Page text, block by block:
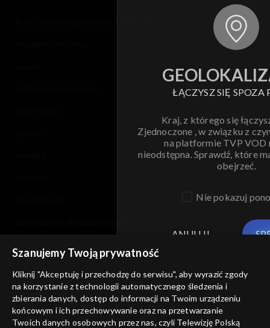
ŁĄCZYSZ SIĘ SPOZA
Kraj, z którego się
Zjednoczone , w związku z
na platformie TVP VOD
nieodstępna. Sprawdź, które
obejrzeć.
Nie pokazuj
ANULUJ
Szanujemy Twoją prywatność
Kliknij "Akceptuję i przechodzę do serwisu", aby wyrazić zgody
na korzystanie z technologii automatycznego śledzenia i
zbierania danych, dostęp do informacji na Twoim urządzeniu
końcowym i ich przechowywanie oraz na przetwarzanie
Twoich danych osobowych przez nas, czyli Telewizję Polską